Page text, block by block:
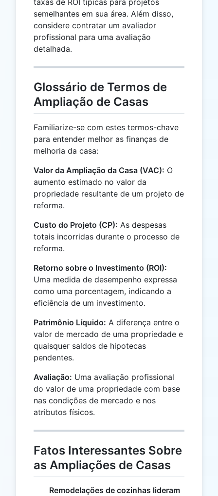
taxas de ROI típicas para projetos
semelhantes em sua área. Além disso,
considere contratar um avaliador
profissional para uma avaliação
detalhada.
Glossário de Termos de
Ampliação de Casas
Familiarize-se com estes termos-chave
para entender melhor as finanças de
melhoria da casa:
Valor da Ampliação da Casa (VAC): O
aumento estimado no valor da
propriedade resultante de um projeto de
reforma.
Custo do Projeto (CP): As despesas
totais incorridas durante o processo de
reforma.
Retorno sobre o Investimento (ROI):
Uma medida de desempenho expressa
como uma porcentagem, indicando a
eficiência de um investimento.
Patrimônio Líquido: A diferença entre o
valor de mercado de uma propriedade e
quaisquer saldos de hipotecas
pendentes.
Avaliação: Uma avaliação profissional
do valor de uma propriedade com base
nas condições de mercado e nos
atributos físicos.
Fatos Interessantes Sobre
as Ampliações de Casas
Remodelações de cozinhas lideram